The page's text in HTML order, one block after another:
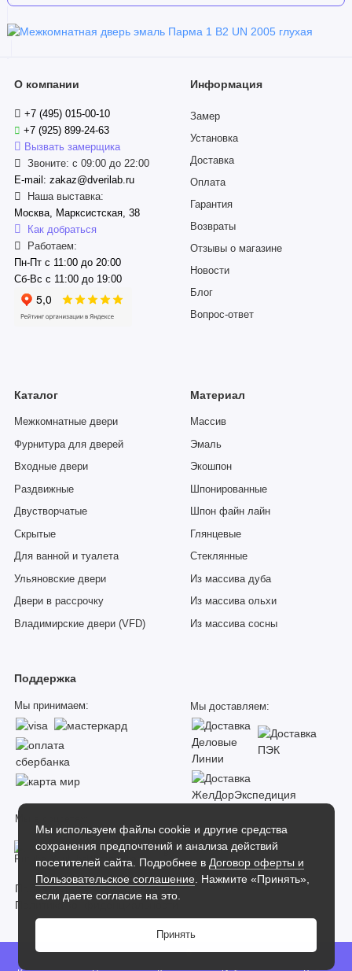
0
Мы используем файлы cookie и другие средства
сохранения предпочтений и анализа действий
посетителей сайта. Подробнее в Договор оферты и
Пользовательское соглашение . Нажмите «Принять»,
если даете согласие на это.
Принять
О компании
+7 (495) 015-00-10
+7 (925) 899-24-63
Вызвать замерщика
Звоните: с 09:00 до 22:00
E-mail: zakaz@dverilab.ru
Наша выставка:
Москва, Марксистская, 38
Как добраться
Работаем:
Пн-Пт с 11:00 до 20:00
Сб-Вс с 11:00 до 19:00
Информация
Замер
Установка
Доставка
Оплата
Гарантия
Возвраты
Отзывы о магазине
Новости
Блог
Вопрос-ответ
Каталог
Межкомнатные двери
Фурнитура для дверей
Входные двери
Раздвижные
Двустворчатые
Скрытые
Для ванной и туалета
Ульяновские двери
Двери в рассрочку
Владимирские двери (VFD)
Материал
Массив
Эмаль
Экошпон
Шпонированные
Шпон файн лайн
Глянцевые
Стеклянные
Из массива дуба
Из массива ольхи
Из массива сосны
Поддержка
Мы принимаем: Мы доставляем:
Мы в соцсетях:
Пользовательское соглашение
Политика конфиденциальности
Dverilab
Интернет-магазин дверей Dverilab 2026 |